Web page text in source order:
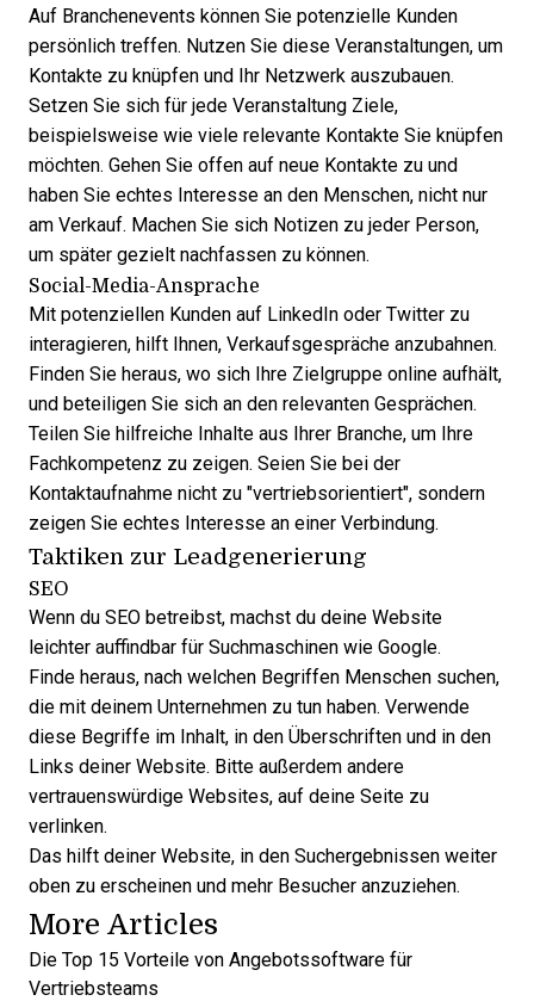
Auf Branchenevents können Sie potenzielle Kunden
persönlich treffen. Nutzen Sie diese Veranstaltungen, um
Kontakte zu knüpfen und Ihr Netzwerk auszubauen.
Setzen Sie sich für jede Veranstaltung Ziele,
beispielsweise wie viele relevante Kontakte Sie knüpfen
möchten. Gehen Sie offen auf neue Kontakte zu und
haben Sie echtes Interesse an den Menschen, nicht nur
am Verkauf. Machen Sie sich Notizen zu jeder Person,
um später gezielt nachfassen zu können.
Social-Media-Ansprache
Mit potenziellen Kunden auf LinkedIn oder Twitter zu
interagieren, hilft Ihnen, Verkaufsgespräche anzubahnen.
Finden Sie heraus, wo sich Ihre Zielgruppe online aufhält,
und beteiligen Sie sich an den relevanten Gesprächen.
Teilen Sie hilfreiche Inhalte aus Ihrer Branche, um Ihre
Fachkompetenz zu zeigen. Seien Sie bei der
Kontaktaufnahme nicht zu "vertriebsorientiert", sondern
zeigen Sie echtes Interesse an einer Verbindung.
Taktiken zur Leadgenerierung
SEO
Wenn du SEO betreibst, machst du deine Website
leichter auffindbar für Suchmaschinen wie Google.
Finde heraus, nach welchen Begriffen Menschen suchen,
die mit deinem Unternehmen zu tun haben. Verwende
diese Begriffe im Inhalt, in den Überschriften und in den
Links deiner Website. Bitte außerdem andere
vertrauenswürdige Websites, auf deine Seite zu
verlinken.
Das hilft deiner Website, in den Suchergebnissen weiter
oben zu erscheinen und mehr Besucher anzuziehen.
More Articles
Die Top 15 Vorteile von Angebotssoftware für
Vertriebsteams